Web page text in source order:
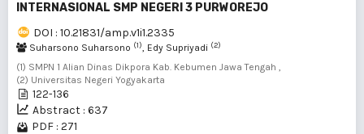
INTERNASIONAL SMP NEGERI 3 PURWOREJO
DOI : 10.21831/amp.v1i1.2335
Suharsono Suharsono (1), Edy Supriyadi (2)
(1) SMPN 1 Alian Dinas Dikpora Kab. Kebumen Jawa Tengah ,
(2) Universitas Negeri Yogyakarta
122-136
Abstract : 637
PDF : 271